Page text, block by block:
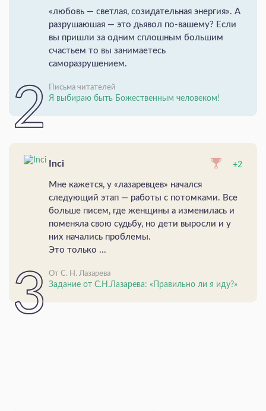
«любовь — светлая, созидательная энергия». А
разрушаюшая — это дьявол по-вашему? Если
вы пришли за одним сплошным большим
счастьем то вы занимаетесь
саморазрушением.
Письма читателей
Я выбираю быть Божественным человеком!
Inci +2
Мне кажется, у «лазаревцев» начался
следующий этап — работы с потомками. Все
больше писем, где женщины а изменилась и
поменяла свою судьбу, но дети выросли и у
них начались проблемы.
Это только ...
От С. Н. Лазарева
Задание от С.Н.Лазарева: «Правильно ли я иду?»